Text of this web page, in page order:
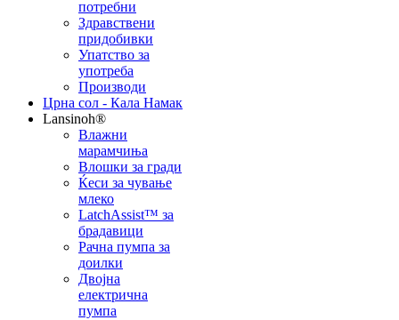
потребни
Здравствени
придобивки
Упатство за
употреба
Производи
Црна сол - Кала Намак
Lansinoh®
Влажни
марамчиња
Влошки за гради
Ќеси за чување
млеко
LatchAssist™ за
брадавици
Рачна пумпа за
доилки
Двојна
електрична
пумпа